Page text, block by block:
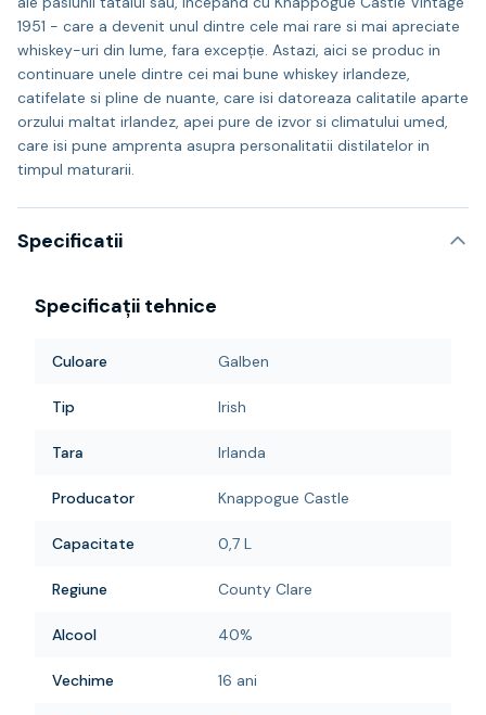
1951 - care a devenit unul dintre cele mai rare si mai apreciate
whiskey-uri din lume, fara excepție. Astazi, aici se produc in
continuare unele dintre cei mai bune whiskey irlandeze,
catifelate si pline de nuante, care isi datoreaza calitatile aparte
orzului maltat irlandez, apei pure de izvor si climatului umed,
care isi pune amprenta asupra personalitatii distilatelor in
timpul maturarii.
Specificatii
Specificații tehnice
Culoare Galben
Tip Irish
Tara Irlanda
Producator Knappogue Castle
Capacitate 0,7 L
Regiune County Clare
Alcool 40%
Vechime 16 ani